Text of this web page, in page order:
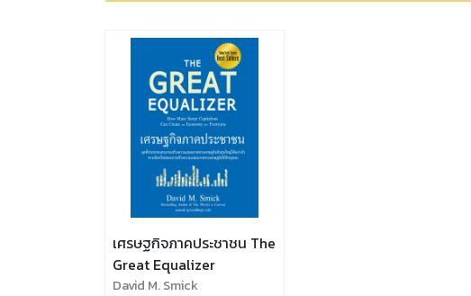
เศรษฐกิจภาคประชาชน The
Great Equalizer
David M. Smick